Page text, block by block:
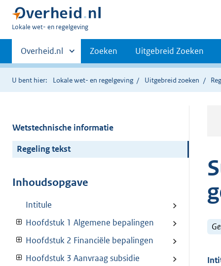
U
hier:
Lokale wet- en regelgeving
Primaire
navigatie
Andere
sites
binnen
Overheid.nl Zoeken Uitgebreid Zoeken
U bent hier: Lokale wet- en regelgeving Uitgebreid zoeken
Wetstechnische informatie
Regeling tekst
Inhoudsopgave
Intitule
Hoofdstuk 1 Algemene bepalingen
Hoofdstuk 2 Financiële bepalingen
Hoofdstuk 3 Aanvraag subsidie